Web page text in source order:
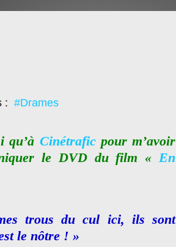
: #Drames
qu’à Cinétraficpour m’avoir
le DVD du film « En
trous du cul ici, ils sont
le nôtre ! »